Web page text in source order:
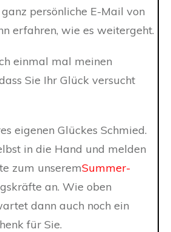
persönliche E-Mail von
erfahren, wie es weitergeht.
einmal mal meinen
Sie Ihr Glück versucht
eigenen Glückes Schmied.
in die Hand und melden
zum unseremSummer-
an. Wie oben
dann auch noch ein
für Sie.